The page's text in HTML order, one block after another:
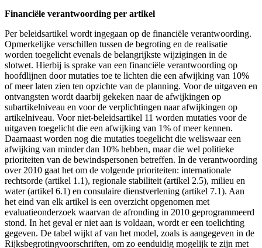
Financiële verantwoording per artikel
Per beleidsartikel wordt ingegaan op de financiële verantwoording.
Opmerkelijke verschillen tussen de begroting en de realisatie
worden toegelicht evenals de belangrijkste wijzigingen in de
slotwet. Hierbij is sprake van een financiële verantwoording op
hoofdlijnen door mutaties toe te lichten die een afwijking van 10%
of meer laten zien ten opzichte van de planning. Voor de uitgaven en
ontvangsten wordt daarbij gekeken naar de afwijkingen op
subartikelniveau en voor de verplichtingen naar afwijkingen op
artikelniveau. Voor niet-beleidsartikel 11 worden mutaties voor de
uitgaven toegelicht die een afwijking van 1% of meer kennen.
Daarnaast worden nog die mutaties toegelicht die weliswaar een
afwijking van minder dan 10% hebben, maar die wel politieke
prioriteiten van de bewindspersonen betreffen. In de verantwoording
over 2010 gaat het om de volgende prioriteiten: internationale
rechtsorde (artikel 1.1), regionale stabiliteit (artikel 2.5), milieu en
water (artikel 6.1) en consulaire dienstverlening (artikel 7.1). Aan
het eind van elk artikel is een overzicht opgenomen met
evaluatieonderzoek waarvan de afronding in 2010 geprogrammeerd
stond. In het geval er niet aan is voldaan, wordt er een toelichting
gegeven. De tabel wijkt af van het model, zoals is aangegeven in de
Rijksbegrotingvoorschriften, om zo eenduidig mogelijk te zijn met